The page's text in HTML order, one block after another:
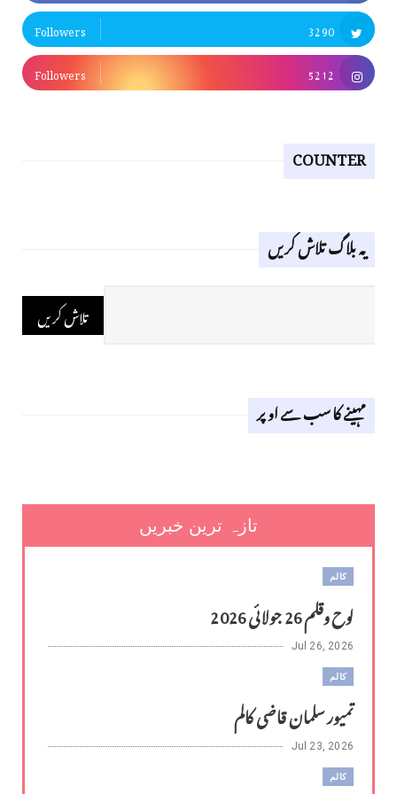
3290
Followers
5212
Followers
COUNTER
یہ بلاگ تلاش کریں
مہینے کا سب سے اوپر
تازہ ترین خبریں
کالم
لوح وقلم 26 جولائی 2026
Jul 26, 2026
کالم
تمیور سلمان قاضی کالم
Jul 23, 2026
کالم